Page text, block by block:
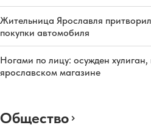
Жительница Ярославля
покупки автомобиля
Ногами по лицу: осужден
ярославском магазине
Общество